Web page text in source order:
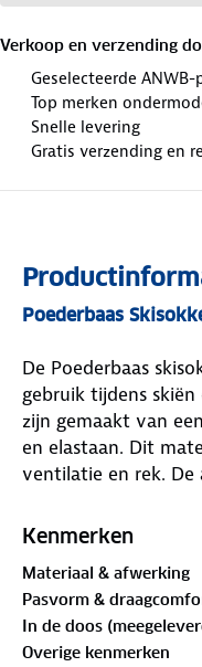
Verkoop en verzending
Geselecteerde
Top merken
Snelle levering
Gratis verzending en
Poederbaas
De Poederbaas
gebruik tijdens
zijn gemaakt van
en elastaan. Dit
ventilatie en rek.
plaats blijven zonder
De Poederbaas
meerdere maten en
bedoeld voor
Kenmerken
Materiaal & afwerking
Pasvorm &
In de doos
Overige kenmerken